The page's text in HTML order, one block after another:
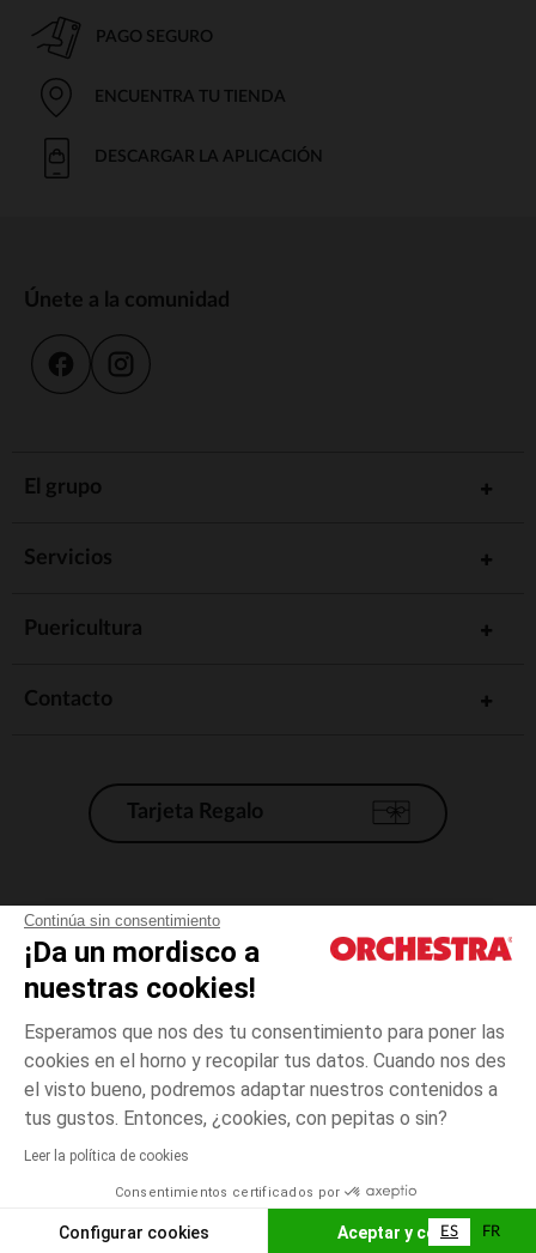
Continúa sin consentimiento
¡Da un mordisco a
nuestras cookies!
Esperamos que nos des tu consentimiento para poner las
cookies en el horno y recopilar tus datos. Cuando nos des
el visto bueno, podremos adaptar nuestros contenidos a
tus gustos. Entonces, ¿cookies, con pepitas o sin?
Leer la política de cookies
Consentimientos certificados por
Configurar cookies Aceptar y cerrar
Crudo
14
El pago medidante
AÑADIR A LA CESTA
PAGO SEGURO
ENCUENTRA TU TIENDA
DESCARGAR LA APLICACIÓN
Únete a la comunidad
El grupo
Servicios
Puericultura
Contacto
Tarjeta Regalo
Condiciones generales de venta
Aviso Legal
*Condiciones de las ofertas actuales
Gestión de las cookies
Accesibilidad: no conforme
Orchestra adhiere al código de ética de la Federación Francesa de comercio
electrónico y venta a distancia (FEVAD) y al sistema de mediación de
ES FR